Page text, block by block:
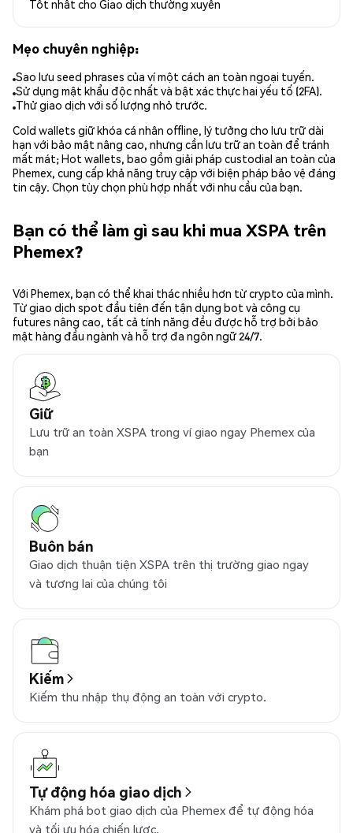
Tốt nhất cho Giao dịch thường xuyên
Mẹo chuyên nghiệp:
Sao lưu seed phrases của ví một cách an toàn ngoại tuyến.
Sử dụng mật khẩu độc nhất và bật xác thực hai yếu tố (2FA).
Thử giao dịch với số lượng nhỏ trước.
Cold wallets giữ khóa cá nhân offline, lý tưởng cho lưu trữ dài
hạn với bảo mật nâng cao, nhưng cần lưu trữ an toàn để tránh
mất mát; Hot wallets, bao gồm giải pháp custodial an toàn của
Phemex, cung cấp khả năng truy cập với biện pháp bảo vệ đáng
tin cậy. Chọn tùy chọn phù hợp nhất với nhu cầu của bạn.
Bạn có thể làm gì sau khi mua XSPA trên
Phemex?
Với Phemex, bạn có thể khai thác nhiều hơn từ crypto của mình.
Từ giao dịch spot đầu tiên đến tận dụng bot và công cụ
futures nâng cao, tất cả tính năng đều được hỗ trợ bởi bảo
mật hàng đầu ngành và hỗ trợ đa ngôn ngữ 24/7.
Giữ
Lưu trữ an toàn XSPA trong ví giao ngay Phemex của
bạn
Buôn bán
Giao dịch thuận tiện XSPA trên thị trường giao ngay
và tương lai của chúng tôi
Kiếm
Kiếm thu nhập thụ động an toàn với crypto.
Tự động hóa giao dịch
Khám phá bot giao dịch của Phemex để tự động hóa
và tối ưu hóa chiến lược.